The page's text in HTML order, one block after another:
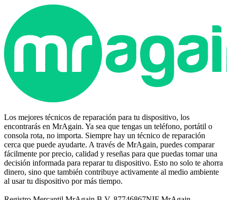
Los mejores técnicos de reparación para tu dispositivo, los
encontrarás en MrAgain. Ya sea que tengas un teléfono, portátil o
consola rota, no importa. Siempre hay un técnico de reparación
cerca que puede ayudarte. A través de MrAgain, puedes comparar
fácilmente por precio, calidad y reseñas para que puedas tomar una
decisión informada para reparar tu dispositivo. Esto no solo te ahorra
dinero, sino que también contribuye activamente al medio ambiente
al usar tu dispositivo por más tiempo.